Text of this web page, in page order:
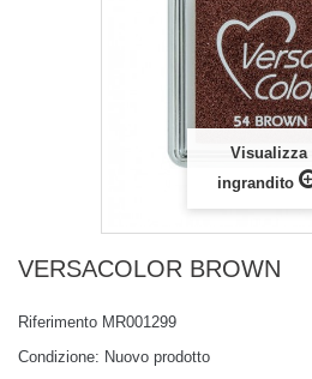
Visualizza
ingrandito
VERSACOLOR BROWN
Riferimento MR001299
Condizione: Nuovo prodotto